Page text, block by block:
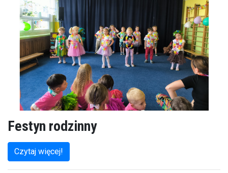
Festyn rodzinny
Czytaj więcej!